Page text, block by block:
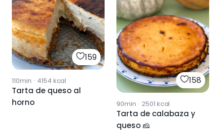
159
110min · 4154 kcal
Tarta de queso al
horno
158
90min · 2501 kcal
Tarta de calabaza y
queso 🧀